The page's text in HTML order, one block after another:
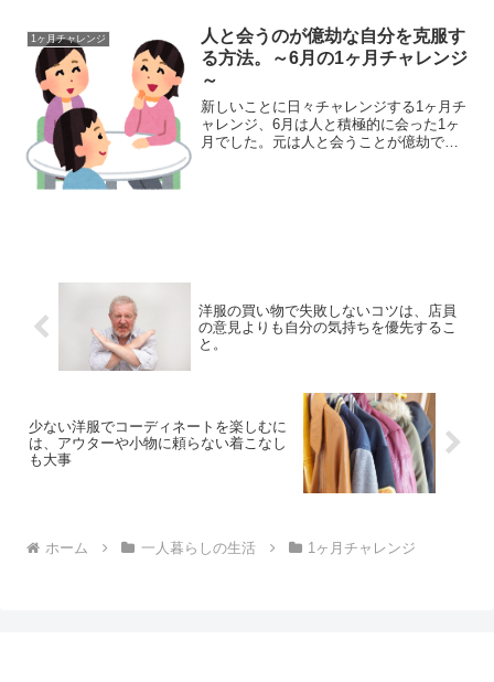
だし、みっともない癖は治したい。きれ
いな爪を手に入れ...
1ヶ月チャレンジ
人と会うのが億劫な自分を克服す
る方法。～6月の1ヶ月チャレンジ
～
新しいことに日々チャレンジする1ヶ月チ
ャレンジ、6月は人と積極的に会った1ヶ
月でした。元は人と会うことが億劫で、1
洋服の買い物で失敗しないコツは、店員
の意見よりも自分の気持ちを優先するこ
と。
少ない洋服でコーディネートを楽しむに
は、アウターや小物に頼らない着こなし
も大事
ホーム 一人暮らしの生活 1ヶ月チャレンジ